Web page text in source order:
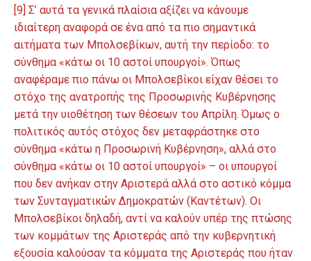
[9] Σ’ αυτά τα γενικά πλαίσια αξίζει να κάνουμε
ιδιαίτερη αναφορά σε ένα από τα πιο σημαντικά
αιτήματα των Μπολσεβίκων, αυτή την περίοδο: το
σύνθημα «κάτω οι 10 αστοί υπουργοί». Όπως
αναφέραμε πιο πάνω οι Μπολσεβίκοι είχαν θέσει το
στόχο της ανατροπής της Προσωρινής Κυβέρνησης
μετά την υιοθέτηση των θέσεων του Απρίλη. Όμως ο
πολιτικός αυτός στόχος δεν μεταφράστηκε στο
σύνθημα «κάτω η Προσωρινή Κυβέρνηση», αλλά στο
σύνθημα «κάτω οι 10 αστοί υπουργοί» – οι υπουργοί
που δεν ανήκαν στην Αριστερά αλλά στο αστικό κόμμα
των Συνταγματικών Δημοκρατών (Καντέτων). Οι
Μπολσεβίκοι δηλαδή, αντί να καλούν υπέρ της πτώσης
των κομμάτων της Αριστεράς από την κυβερνητική
εξουσία καλούσαν τα κόμματα της Αριστεράς που ήταν